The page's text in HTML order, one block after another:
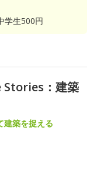
学生500円
Stories：建築
建築を捉える